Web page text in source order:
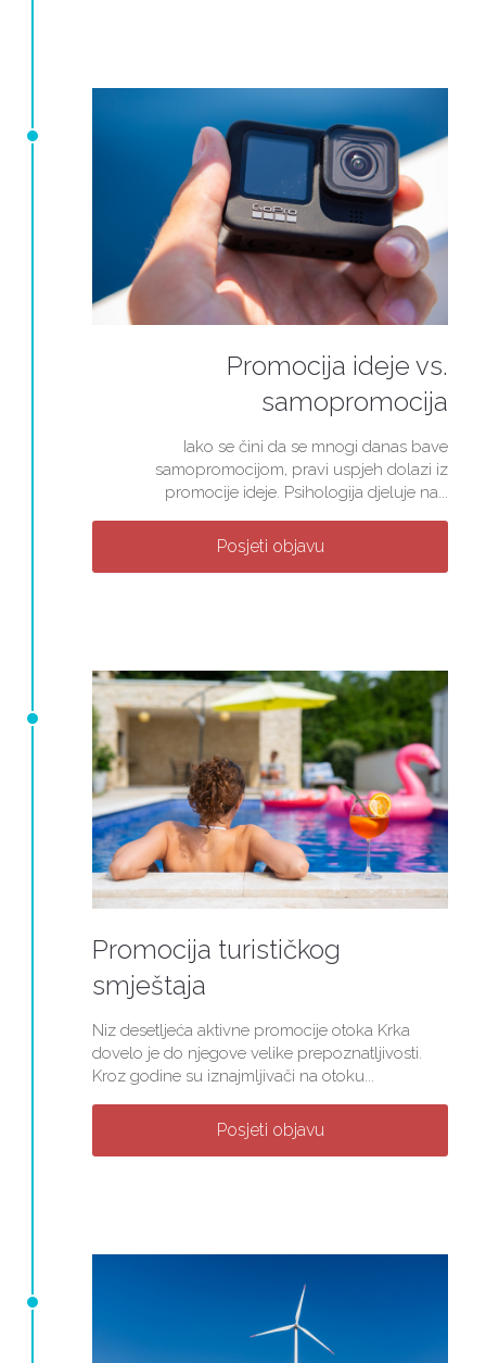
Promocija ideje vs.
samopromocija
Iako se čini da se mnogi danas bave
samopromocijom, pravi uspjeh dolazi iz
promocije ideje. Psihologija djeluje na...
Posjeti objavu
Promocija turističkog
smještaja
Niz desetljeća aktivne promocije otoka Krka
dovelo je do njegove velike prepoznatljivosti.
Kroz godine su iznajmljivači na otoku...
Posjeti objavu